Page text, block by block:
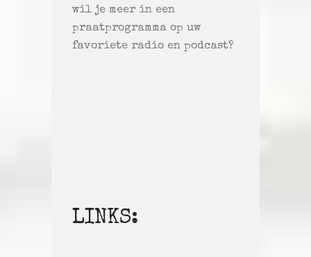
wil je meer in een
praatprogramma op uw
favoriete radio en podcast?
LINKS: